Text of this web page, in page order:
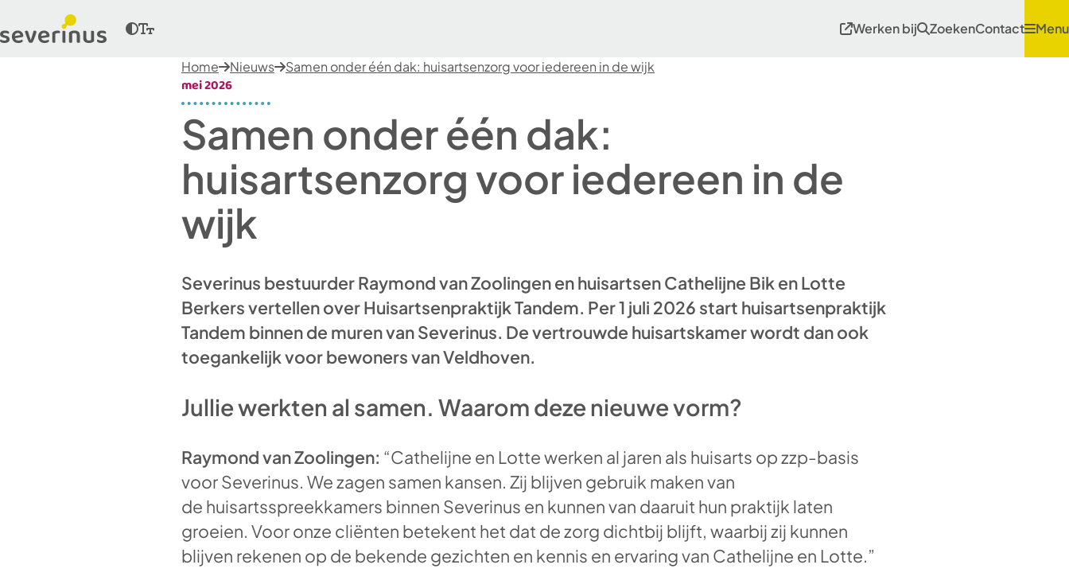
Werken bij ZoekenContact Menu
Home Nieuws Samen onder één dak: huisartsenzorg voor iedereen in de wijk
mei 2026
Samen onder één dak:
huisartsenzorg voor iedereen in de
wijk
Severinus bestuurder Raymond van Zoolingen en huisartsen Cathelijne Bik en Lotte
Berkers vertellen over Huisartsenpraktijk Tandem. Per 1 juli 2026 start huisartsenpraktijk
Tandem binnen de muren van Severinus. De vertrouwde huisartskamer wordt dan ook
toegankelijk voor bewoners van Veldhoven.
Jullie werkten al samen. Waarom deze nieuwe vorm?
Raymond van Zoolingen: “Cathelijne en Lotte werken al jaren als huisarts op zzp-basis
voor Severinus. We zagen samen kansen. Zij blijven gebruik maken van
de huisartsspreekkamers binnen Severinus en kunnen van daaruit hun praktijk laten
groeien. Voor onze cliënten betekent het dat de zorg dichtbij blijft, waarbij zij kunnen
blijven rekenen op de bekende gezichten en kennis en ervaring van Cathelijne en Lotte.”